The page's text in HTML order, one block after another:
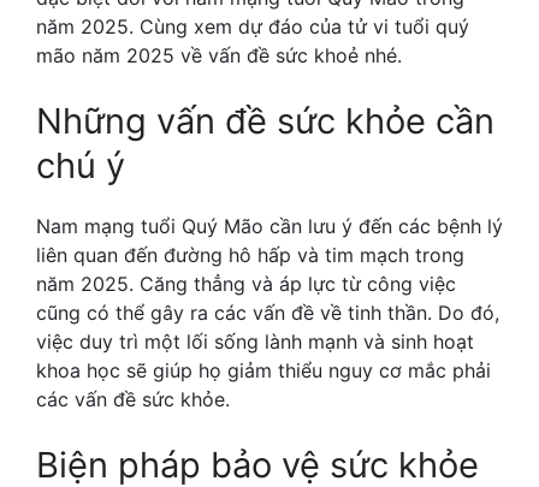
năm 2025. Cùng xem dự đáo của tử vi tuổi quý
mão năm 2025 về vấn đề sức khoẻ nhé.
Những vấn đề sức khỏe cần
chú ý
Nam mạng tuổi Quý Mão cần lưu ý đến các bệnh lý
liên quan đến đường hô hấp và tim mạch trong
năm 2025. Căng thẳng và áp lực từ công việc
cũng có thể gây ra các vấn đề về tinh thần. Do đó,
việc duy trì một lối sống lành mạnh và sinh hoạt
khoa học sẽ giúp họ giảm thiểu nguy cơ mắc phải
các vấn đề sức khỏe.
Biện pháp bảo vệ sức khỏe